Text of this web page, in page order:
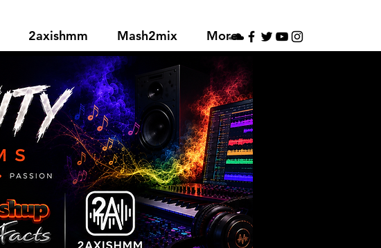
2axishmm Mash2mix More